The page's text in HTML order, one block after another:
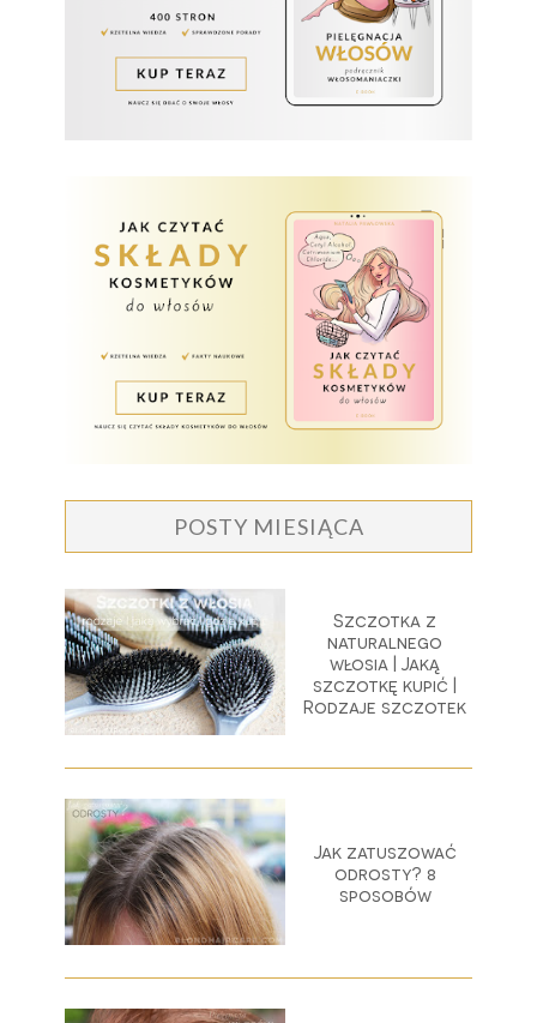
POSTY MIESIĄCA
Szczotka z
naturalnego
włosia | Jaką
szczotkę kupić |
Rodzaje szczotek
Jak zatuszować
odrosty? 8
sposobów